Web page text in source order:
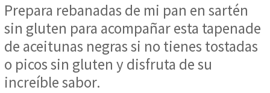
Prepara rebanadas de mi pan en sartén
sin gluten para acompañar esta tapenade
de aceitunas negras si no tienes tostadas
o picos sin gluten y disfruta de su
increíble sabor.